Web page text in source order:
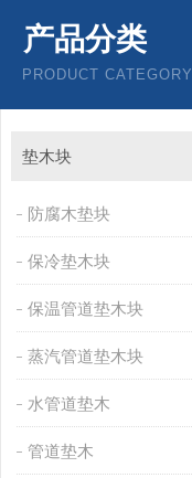
产品分类
PRODUCT CATEGORY
垫木块
防腐木垫块
保冷垫木块
保温管道垫木块
蒸汽管道垫木块
水管道垫木
管道垫木